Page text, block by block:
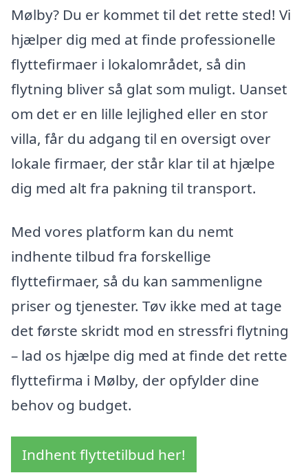
Mølby? Du er kommet til det rette sted! Vi
hjælper dig med at finde professionelle
flyttefirmaer i lokalområdet, så din
flytning bliver så glat som muligt. Uanset
om det er en lille lejlighed eller en stor
villa, får du adgang til en oversigt over
lokale firmaer, der står klar til at hjælpe
dig med alt fra pakning til transport.
Med vores platform kan du nemt
indhente tilbud fra forskellige
flyttefirmaer, så du kan sammenligne
priser og tjenester. Tøv ikke med at tage
det første skridt mod en stressfri flytning
– lad os hjælpe dig med at finde det rette
flyttefirma i Mølby, der opfylder dine
behov og budget.
Indhent flyttetilbud her!